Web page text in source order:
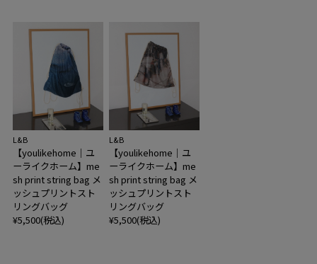
L&B
【youlikehome｜ユ
ーライクホーム】me
sh print string bag メ
ッシュプリントスト
リングバッグ
¥5,500(税込)
L&B
【youlikehome｜ユ
ーライクホーム】me
sh print string bag メ
ッシュプリントスト
リングバッグ
¥5,500(税込)